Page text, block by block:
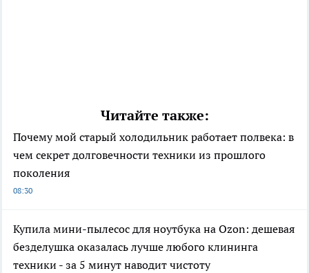
Читайте также:
Почему мой старый холодильник работает полвека: в
чем секрет долговечности техники из прошлого
поколения
08:30
Купила мини-пылесос для ноутбука на Ozon: дешевая
безделушка оказалась лучше любого клининга
техники - за 5 минут наводит чистоту